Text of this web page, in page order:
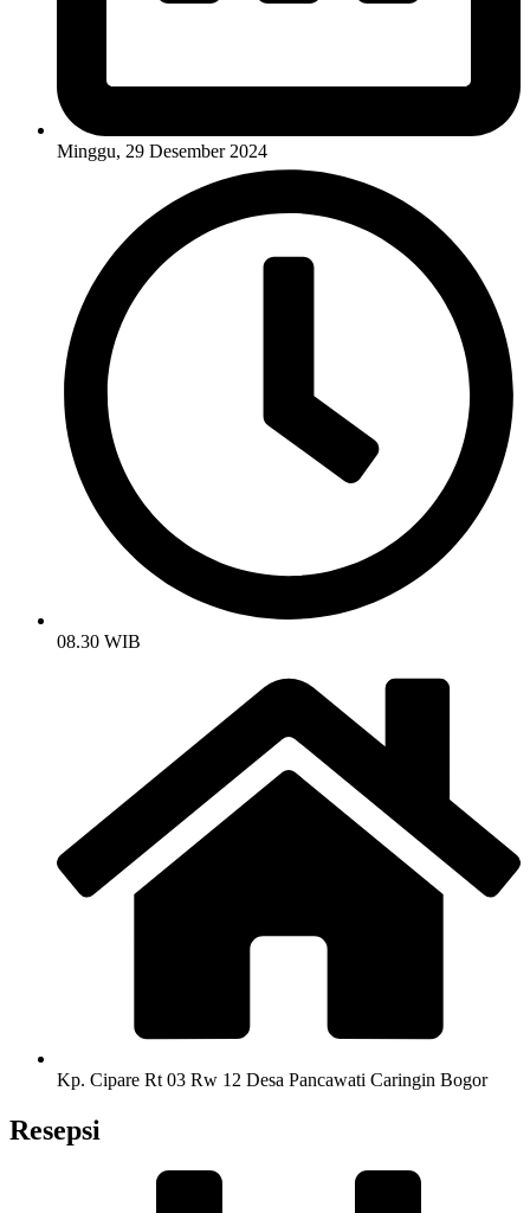
Minggu, 29 Desember 2024
08.30 WIB
Kp. Cipare Rt 03 Rw 12 Desa Pancawati Caringin Bogor
Resepsi